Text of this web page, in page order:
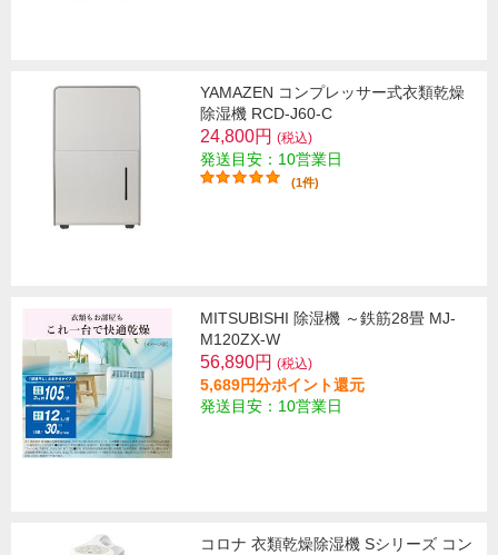
YAMAZEN コンプレッサー式衣類乾燥
除湿機 RCD-J60-C
24,800円 (税込)
発送目安：10営業日
(1件)
MITSUBISHI 除湿機 ～鉄筋28畳 MJ-
M120ZX-W
56,890円 (税込)
5,689円分ポイント還元
発送目安：10営業日
コロナ 衣類乾燥除湿機 Sシリーズ コン